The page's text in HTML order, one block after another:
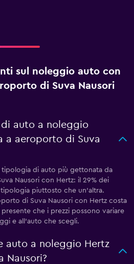
sul noleggio auto con
di Suva Nausori
auto a noleggio
a aeroporto di Suva
tipologia di auto più gettonata da
Nausori con Hertz: il 29% dei
piuttosto che un'altra.
di Suva Nausori con Hertz costa
che i prezzi possono variare
e all'auto che scegli.
auto a noleggio Hertz
Nausori?